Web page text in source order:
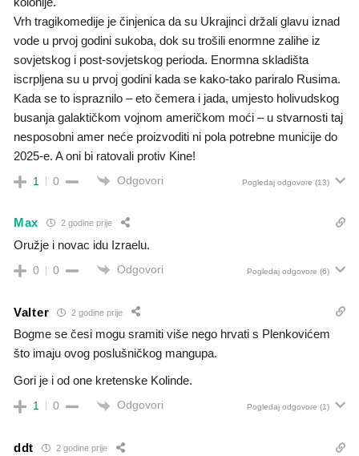
Vrh tragikomedije je činjenica da su Ukrajinci držali glavu iznad
vode u prvoj godini sukoba, dok su trošili enormne zalihe iz
sovjetskog i post-sovjetskog perioda. Enormna skladišta
iscrpljena su u prvoj godini kada se kako-tako pariralo Rusima.
Kada se to ispraznilo – eto čemera i jada, umjesto holivudskog
busanja galaktičkom vojnom američkom moći – u stvarnosti taj
nesposobni amer neće proizvoditi ni pola potrebne municije do
2025-e. A oni bi ratovali protiv Kine!
1 0 Odgovori Pogledaj odgovore (13)
Max 2 godine prije
Oružje i novac idu Izraelu.
0 0 Odgovori Pogledaj odgovore (6)
Valter 2 godine prije
Bogme se česi mogu sramiti više nego hrvati s Plenkovićem
što imaju ovog poslušničkog mangupa.
Gori je i od one kretenske Kolinde.
1 0 Odgovori Pogledaj odgovore (1)
ddt 2 godine prije